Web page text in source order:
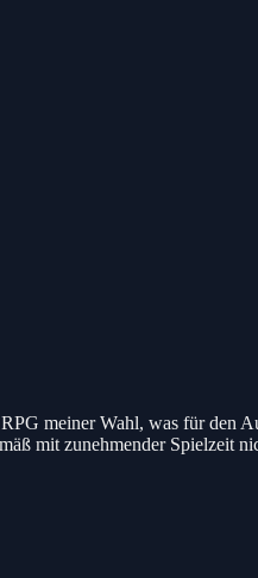
meiner Wahl, was für den
mit zunehmender Spielzeit